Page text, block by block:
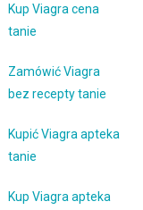
Kup Viagra cena
tanie
Zamówić Viagra
bez recepty tanie
Kupić Viagra apteka
tanie
Kup Viagra apteka